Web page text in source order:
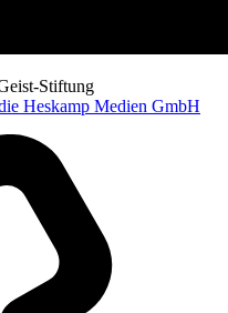
Stiftung
Heskamp Medien GmbH